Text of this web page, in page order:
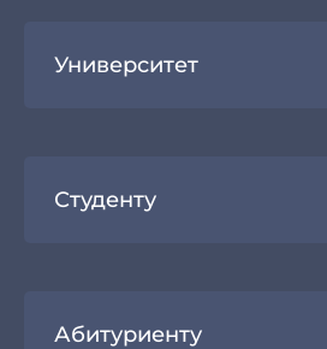
Университет
Студенту
Абитуриенту